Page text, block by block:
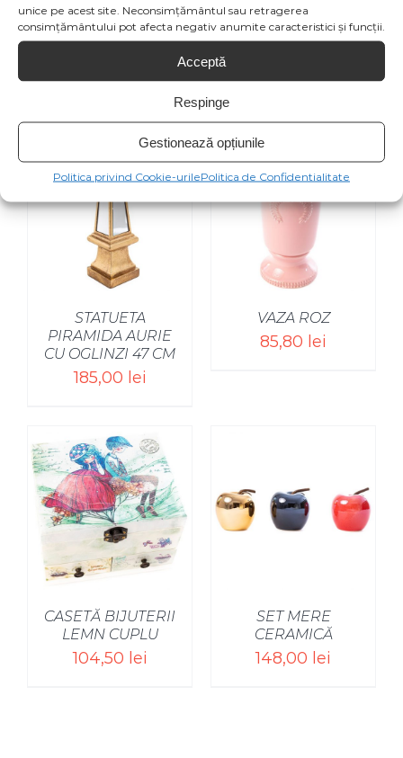
unice pe acest site. Neconsimțământul sau retragerea
consimțământului pot afecta negativ anumite caracteristici și funcții.
Acceptă
Respinge
Gestionează opțiunile
Politica privind Cookie-urilePolitica de Confidentialitate
STATUETA
PIRAMIDA AURIE
CU OGLINZI 47 CM
185,00 lei
VAZA ROZ
85,80 lei
CASETĂ BIJUTERII
LEMN CUPLU
104,50 lei
SET MERE
CERAMICĂ
148,00 lei